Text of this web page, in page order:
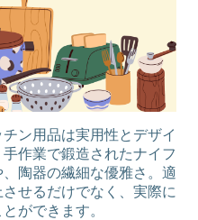
チン用品は実用性とデザイ
作業で鍛造されたナイフ
陶器の繊細な優雅さ。適
せるだけでなく、実際に
ができます。